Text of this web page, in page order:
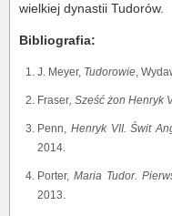
wielkiej dynastii Tudorów.
Bibliografia:
J. Meyer, Tudorowie,
Fraser, Sześć żon Henryk
Penn, Henryk VII. Świt
2014.
Porter, Maria Tudor.
2013.